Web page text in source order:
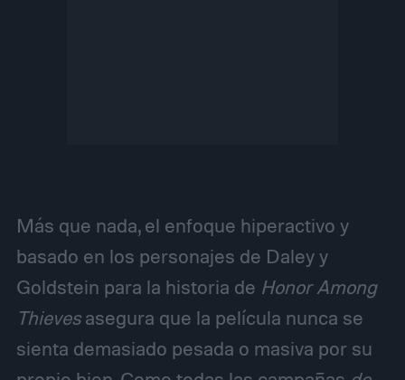
Más que nada, el enfoque hiperactivo y
basado en los personajes de Daley y
Goldstein para la historia de Honor Among
Thievesasegura que la película nunca se
sienta demasiado pesada o masiva por su